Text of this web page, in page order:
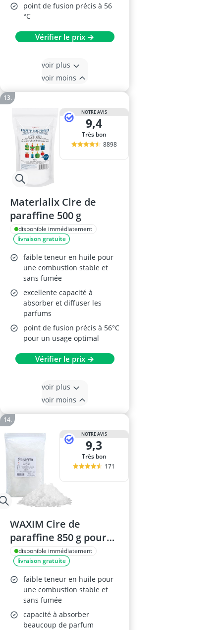
point de fusion précis à 56
°C
Vérifier le prix →
voir plus
voir moins
NOTRE AVIS
9,4
Très bon
8898
Materialix Cire de
paraffine 500 g
disponible immédiatement
livraison gratuite
faible teneur en huile pour
une combustion stable et
sans fumée
excellente capacité à
absorber et diffuser les
parfums
point de fusion précis à 56°C
pour un usage optimal
Vérifier le prix →
voir plus
voir moins
NOTRE AVIS
9,3
Très bon
171
WAXIM Cire de
paraffine 850 g pour
bougies
disponible immédiatement
livraison gratuite
faible teneur en huile pour
une combustion stable et
sans fumée
capacité à absorber
beaucoup de parfum